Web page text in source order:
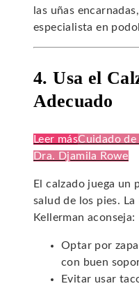
las uñas
especialista en
4. Usa el
Adecuado
Leer másCuidado de
Dra. Djamila Rowe
El calzado juega un
salud de los pies. La
Kellerman aconseja:
Optar por
con buen
Evitar usar